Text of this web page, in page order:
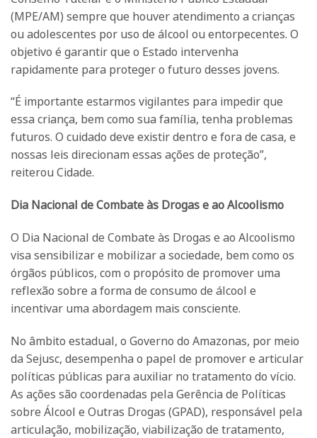
(MPE/AM) sempre que houver atendimento a crianças
ou adolescentes por uso de álcool ou entorpecentes. O
objetivo é garantir que o Estado intervenha
rapidamente para proteger o futuro desses jovens.
“É importante estarmos vigilantes para impedir que
essa criança, bem como sua família, tenha problemas
futuros. O cuidado deve existir dentro e fora de casa, e
nossas leis direcionam essas ações de proteção”,
reiterou Cidade.
Dia Nacional de Combate às Drogas e ao Alcoolismo
O Dia Nacional de Combate às Drogas e ao Alcoolismo
visa sensibilizar e mobilizar a sociedade, bem como os
órgãos públicos, com o propósito de promover uma
reflexão sobre a forma de consumo de álcool e
incentivar uma abordagem mais consciente.
No âmbito estadual, o Governo do Amazonas, por meio
da Sejusc, desempenha o papel de promover e articular
políticas públicas para auxiliar no tratamento do vício.
As ações são coordenadas pela Gerência de Políticas
sobre Álcool e Outras Drogas (GPAD), responsável pela
articulação, mobilização, viabilização de tratamento,